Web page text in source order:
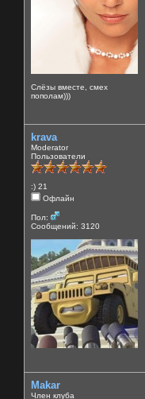
Слёзы вместе, смех
пополам)))
krava
Moderator
Пользователи
:) 21
Офлайн
Пол:
Сообщений: 3120
Makar
Член клуба